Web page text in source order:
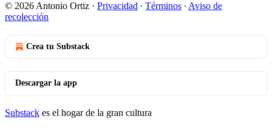
© 2026 Antonio Ortiz · Privacidad ∙ Términos ∙ Aviso de
recolección
Crea tu Substack
Descargar la app
Substack es el hogar de la gran cultura